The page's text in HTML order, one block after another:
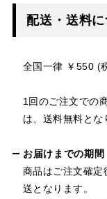
配送・送料
全国一律 ￥550 (
1回のご注文での
は、送料無料とな
お届けまでの期間
商品はご注文確定
送となります。